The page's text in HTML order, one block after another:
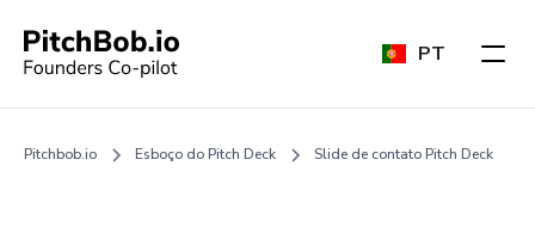
PT
Pitchbob.io Esboço do Pitch Deck Slide de contato Pitch Deck